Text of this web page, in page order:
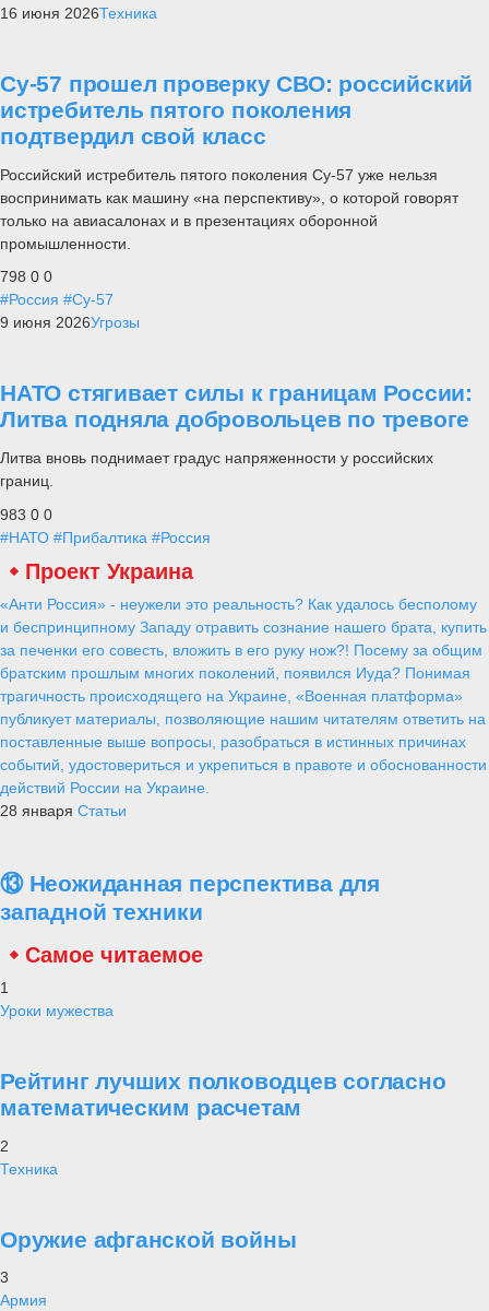
16 июня 2026Техника
Су-57 прошел проверку СВО: российский
истребитель пятого поколения
подтвердил свой класс
Российский истребитель пятого поколения Су-57 уже нельзя
воспринимать как машину «на перспективу», о которой говорят
только на авиасалонах и в презентациях оборонной
промышленности.
798 0 0
#Россия #Су-57
9 июня 2026Угрозы
НАТО стягивает силы к границам России:
Литва подняла добровольцев по тревоге
Литва вновь поднимает градус напряженности у российских
границ.
983 0 0
#НАТО #Прибалтика #Россия
Проект Украина
«Анти Россия» - неужели это реальность? Как удалось бесполому
и беспринципному Западу отравить сознание нашего брата, купить
за печенки его совесть, вложить в его руку нож?! Посему за общим
братским прошлым многих поколений, появился Иуда? Понимая
трагичность происходящего на Украине, «Военная платформа»
публикует материалы, позволяющие нашим читателям ответить на
поставленные выше вопросы, разобраться в истинных причинах
событий, удостовериться и укрепиться в правоте и обоснованности
действий России на Украине.
28 января Статьи
⑬ Неожиданная перспектива для
западной техники
Самое читаемое
1
Уроки мужества
Рейтинг лучших полководцев согласно
математическим расчетам
2
Техника
Оружие афганской войны
3
Армия